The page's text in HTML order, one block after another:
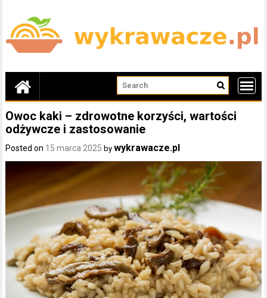
content
Owoc kaki – zdrowotne korzyści, wartości
odżywcze i zastosowanie
Posted on 15 marca 2025 bywykrawacze.pl